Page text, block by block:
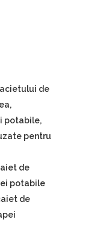
acietului de
potabile,
pentru
de
potabile
de